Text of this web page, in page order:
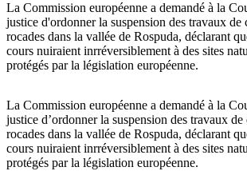
La Commission européenne a demandé à la
justice d'ordonner la suspension des travaux
rocades dans la vallée de Rospuda, déclarant
cours nuiraient inrréversiblement à des sites
protégés par la législation européenne.
La Commission européenne a demandé à la
justice d’ordonner la suspension des travaux
rocades dans la vallée de Rospuda, déclarant
cours nuiraient inrréversiblement à des sites
protégés par la législation européenne.